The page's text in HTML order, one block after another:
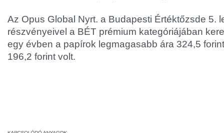
Az Opus Global Nyrt. a Budapesti Értéktőzsde 5.
részvényeivel a BÉT prémium kategóriájában
egy évben a papírok legmagasabb ára 324,5
196,2 forint volt.